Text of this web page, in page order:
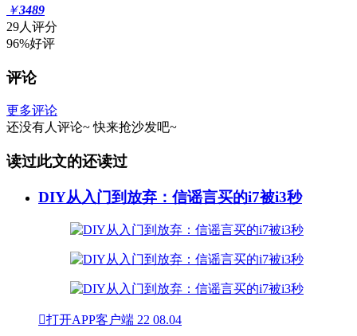
￥3489
29人评分
96%好评
评论
更多评论
还没有人评论~ 快来抢沙发吧~
读过此文的还读过
DIY从入门到放弃：信谣言买的i7被i3秒
打开APP客户端 22 08.04